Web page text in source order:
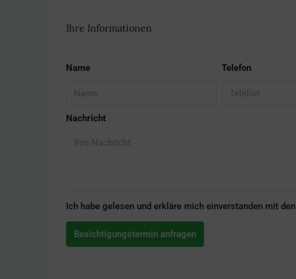
Ihre Informationen
Name Telefon
Nachricht
Ich habe gelesen und erkläre mich einverstanden mit den
Besichtigungstermin anfragen